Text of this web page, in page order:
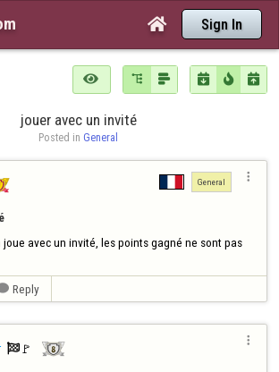
 Sign In
     
jouer avec un invité
Posted in General
General 
avec un invité, les points gagné ne sont pas
Reply
🚩️
